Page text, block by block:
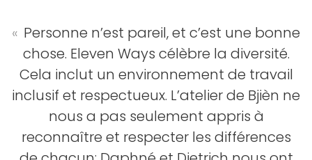
« Personne n’est pareil, et c’est une bonne
chose. Eleven Ways célèbre la diversité.
Cela inclut un environnement de travail
inclusif et respectueux. L’atelier de Bjièn ne
nous a pas seulement appris à
reconnaître et respecter les différences